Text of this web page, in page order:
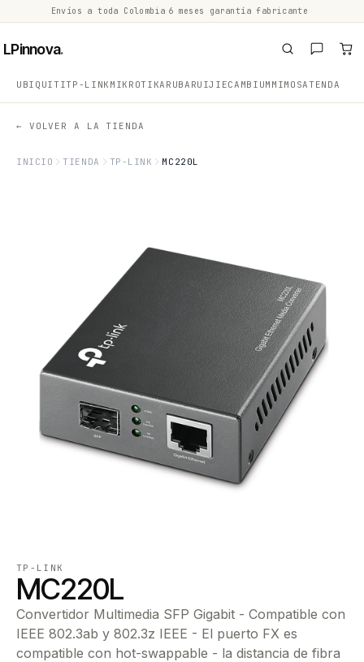
Envíos a toda Colombia 6 meses garantía fabricante
LPinnova.
UBIQUITITP-LINK MIKROTIKARUBA RUIJIECAMBIUM MIMOSATENDA
← VOLVER A LA TIENDA
INICIO TIENDA TP-LINK MC220L
TP-LINK
MC220L
Convertidor Multimedia SFP Gigabit - Compatible con
IEEE 802.3ab y 802.3z IEEE - El puerto FX es
compatible con hot-swappable - la distancia de fibra